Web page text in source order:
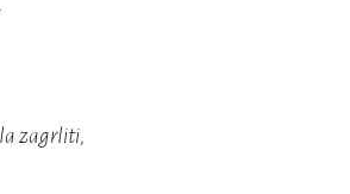
zagrliti,